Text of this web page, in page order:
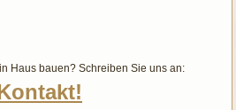
Haus bauen? Schreiben Sie uns an: